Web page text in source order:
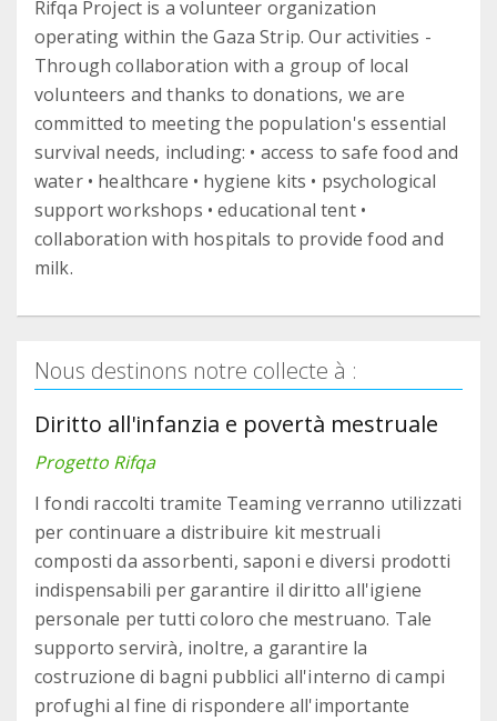
Rifqa Project is a volunteer organization
operating within the Gaza Strip. Our activities -
Through collaboration with a group of local
volunteers and thanks to donations, we are
committed to meeting the population's essential
survival needs, including: • access to safe food and
water • healthcare • hygiene kits • psychological
support workshops • educational tent •
collaboration with hospitals to provide food and
milk.
Nous destinons notre collecte à :
Diritto all'infanzia e povertà mestruale
Progetto Rifqa
I fondi raccolti tramite Teaming verranno utilizzati
per continuare a distribuire kit mestruali
composti da assorbenti, saponi e diversi prodotti
indispensabili per garantire il diritto all'igiene
personale per tutti coloro che mestruano. Tale
supporto servirà, inoltre, a garantire la
costruzione di bagni pubblici all'interno di campi
profughi al fine di rispondere all'importante